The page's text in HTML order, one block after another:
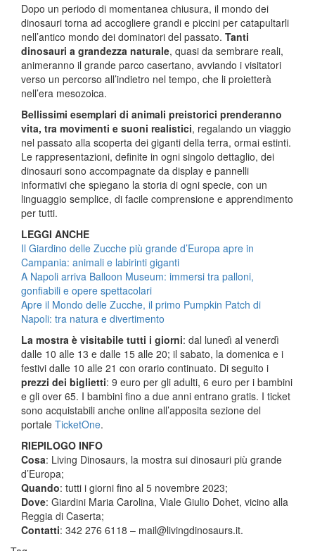
Dopo un periodo di momentanea chiusura, il mondo dei
dinosauri torna ad accogliere grandi e piccini per catapultarli
nell’antico mondo dei dominatori del passato. Tanti
dinosauri a grandezza naturale, quasi da sembrare reali,
animeranno il grande parco casertano, avviando i visitatori
verso un percorso all’indietro nel tempo, che li proietterà
nell’era mesozoica.
Bellissimi esemplari di animali preistorici prenderanno
vita, tra movimenti e suoni realistici, regalando un viaggio
nel passato alla scoperta dei giganti della terra, ormai estinti.
Le rappresentazioni, definite in ogni singolo dettaglio, dei
dinosauri sono accompagnate da display e pannelli
informativi che spiegano la storia di ogni specie, con un
linguaggio semplice, di facile comprensione e apprendimento
per tutti.
LEGGI ANCHE
Il Giardino delle Zucche più grande d’Europa apre in
Campania: animali e labirinti giganti
A Napoli arriva Balloon Museum: immersi tra palloni,
gonfiabili e opere spettacolari
Apre il Mondo delle Zucche, il primo Pumpkin Patch di
Napoli: tra natura e divertimento
La mostra è visitabile tutti i giorni: dal lunedì al venerdì
dalle 10 alle 13 e dalle 15 alle 20; il sabato, la domenica e i
festivi dalle 10 alle 21 con orario continuato. Di seguito i
prezzi dei biglietti: 9 euro per gli adulti, 6 euro per i bambini
e gli over 65. I bambini fino a due anni entrano gratis. I ticket
sono acquistabili anche online all’apposita sezione del
portale TicketOne.
RIEPILOGO INFO
Cosa: Living Dinosaurs, la mostra sui dinosauri più grande
d’Europa;
Quando: tutti i giorni fino al 5 novembre 2023;
Dove: Giardini Maria Carolina, Viale Giulio Dohet, vicino alla
Reggia di Caserta;
Contatti: 342 276 6118 – mail@livingdinosaurs.it.